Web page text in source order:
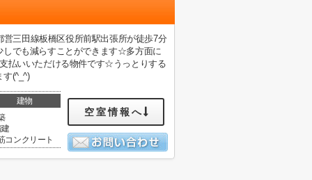
三田線板橋区役所前駅出張所が徒歩7分
でも減らすことができます☆多方面に
払いいただける物件です☆うっとりする
(^_^)
建物
建
コンクリート
空室情報へ